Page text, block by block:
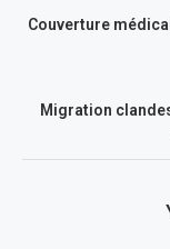
Couverture
Migration